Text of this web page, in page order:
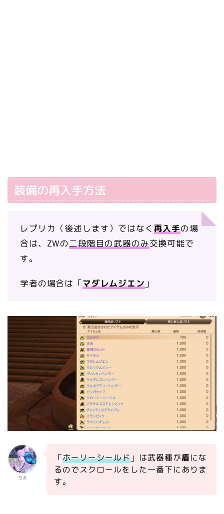
装備の再入手方法
レプリカ（後述します）ではなく 再入手の場
合は、ZWの二段階目の武器のみ交換可能で
す。
学者の場合は「マダレムジエン 」
りお
「ホーリーシールド」は武器種が盾にな
るのでスクロールをした一番下にありま
す。